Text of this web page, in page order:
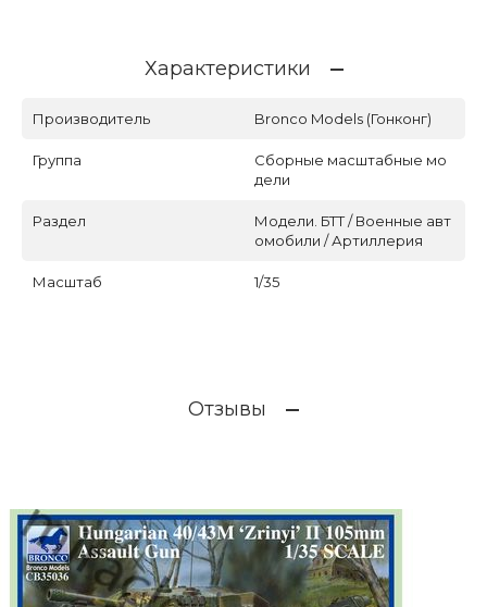
Характеристики
Производитель Bronco Models (Гонконг)
Группа
Сборные масштабные мо
дели
Раздел
Модели. БТТ / Военные авт
омобили / Артиллерия
Масштаб 1/35
Отзывы